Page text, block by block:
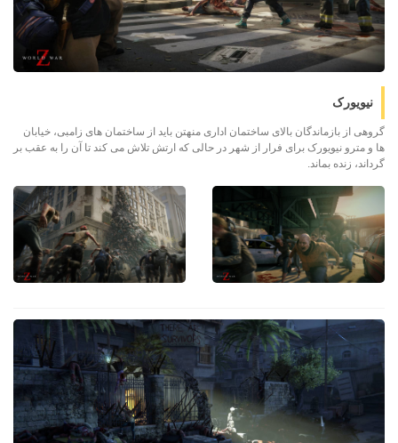
نیویورک
گروهی از بازماندگان بالای ساختمان اداری منهتن باید از ساختمان های زامبی، خیابان
ها و مترو نیویورک برای فرار از شهر در حالی که ارتش تلاش می کند تا آن را به عقب بر
گرداند، زنده بماند.